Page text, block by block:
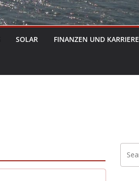
SOLAR FINANZEN UND KARRIERE